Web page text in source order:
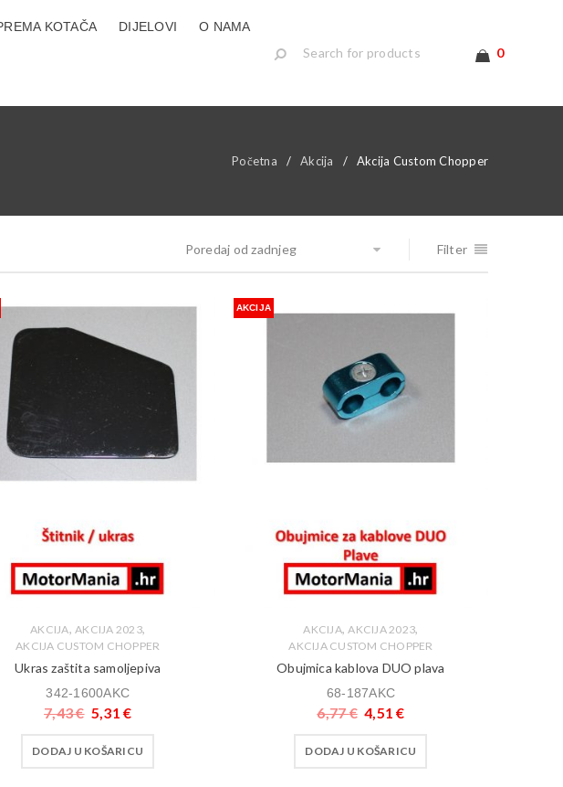
KOTAČA DIJELOVI O NAMA
0
Početna / Akcija / Akcija Custom Chopper
Filter
Poredaj od zadnjeg
AKCIJA, AKCIJA 2023,
AKCIJA CUSTOM CHOPPER
Ukras zaštita samoljepiva
342-1600AKC
7,43€ 5,31€
DODAJ U KOŠARICU
AKCIJA
AKCIJA, AKCIJA 2023,
AKCIJA CUSTOM CHOPPER
Obujmica kablova DUO plava
68-187AKC
6,77€ 4,51€
DODAJ U KOŠARICU